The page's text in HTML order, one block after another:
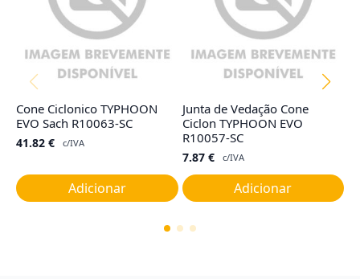
Cone Ciclonico TYPHOON
EVO Sach R10063-SC
41.82 € c/IVA
Adicionar
Junta de Vedação Cone
Ciclon TYPHOON EVO
R10057-SC
7.87 € c/IVA
Adicionar